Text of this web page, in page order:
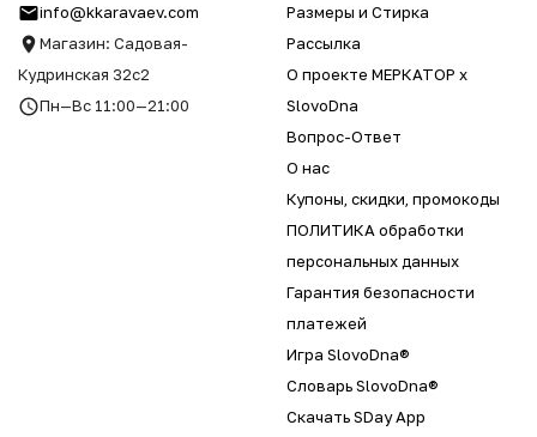
info@kkaravaev.com
Магазин: Садовая-
Кудринская 32с2
Пн—Вс 11:00—21:00
Размеры и Стирка
Рассылка
О проекте МЕРКАТОР x
SlovoDna
Вопрос-Ответ
О нас
Купоны, скидки, промокоды
ПОЛИТИКА обработки
персональных данных
Гарантия безопасности
платежей
Игра SlovoDna®
Словарь SlovoDna®
Скачать SDay App